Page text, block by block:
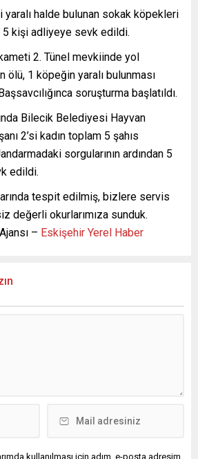
yaralı halde bulunan sokak köpekleri
5 kişi adliyeye sevk edildi.
2. Tünel mevkiinde yol
ölü, 1 köpeğin yaralı bulunması
soruşturma başlatıldı.
Bilecik Belediyesi Hayvan
2’si kadın toplam 5 şahıs
sorgularının ardından 5
edildi.
tespit edilmiş, bizlere servis
değerli okurlarımıza sunduk.
– Eskişehir Yerel Haber
kullanılması için adım, e-posta adresim